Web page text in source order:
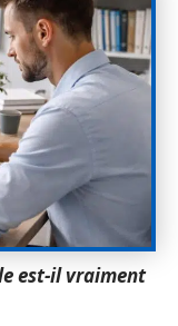
est-il vraiment